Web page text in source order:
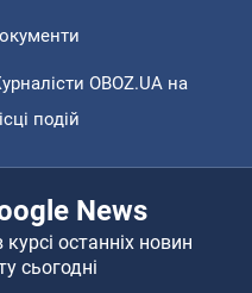
OBOZ.UA на
подій
News
останніх новин
сьогодні